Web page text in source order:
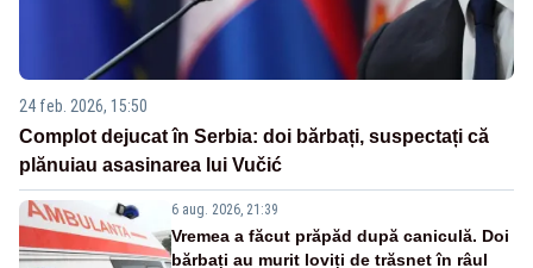
24 feb. 2026, 15:50
Complot dejucat în Serbia: doi bărbați, suspectați că
plănuiau asasinarea lui Vučić
6 aug. 2026, 21:39
Vremea a făcut prăpăd după caniculă. Doi
bărbați au murit loviți de trăsnet în râul